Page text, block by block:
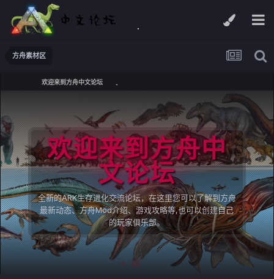
方舟素材区
欢迎来到方舟中文论坛
欢迎来到方舟中
文论坛
全新的ARK生存进化交流论坛，在这里您可以了解到方舟
最新动态、方舟Mod介绍、游戏攻略等,也可以创建自己
的玩家俱乐部。